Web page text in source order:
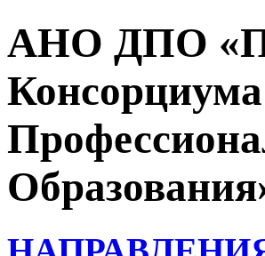
АНО ДПО